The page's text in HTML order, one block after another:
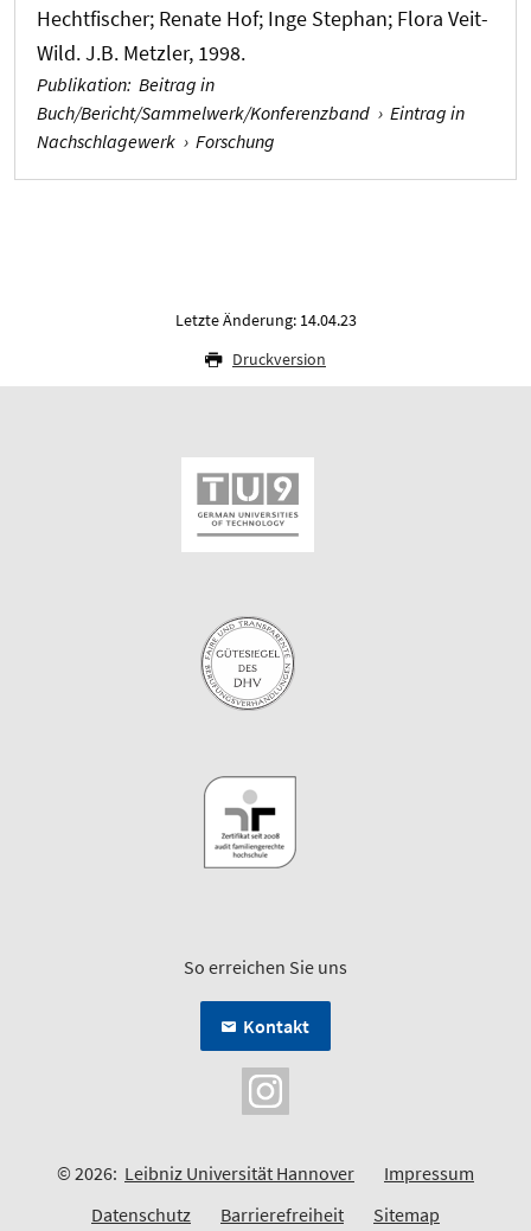
Hechtfischer; Renate Hof; Inge Stephan; Flora Veit-
Wild. J.B. Metzler, 1998.
Publikation: Beitrag in
Buch/Bericht/Sammelwerk/Konferenzband › Eintrag in
Nachschlagewerk › Forschung
Letzte Änderung: 14.04.23
Druckversion
So erreichen Sie uns
Kontakt
© 2026: Leibniz Universität Hannover
Impressum
Datenschutz
Barrierefreiheit Sitemap